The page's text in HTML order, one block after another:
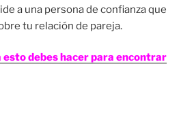
a una persona de confianza que
tu relación de pareja.
esto debes hacer para encontrar